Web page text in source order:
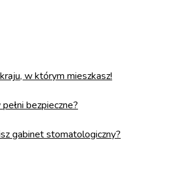
w którym mieszkasz!
bezpieczne?
gabinet stomatologiczny?